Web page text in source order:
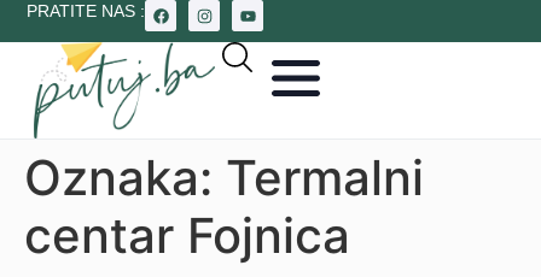
PRATITE NAS :
Oznaka: Termalni
centar Fojnica